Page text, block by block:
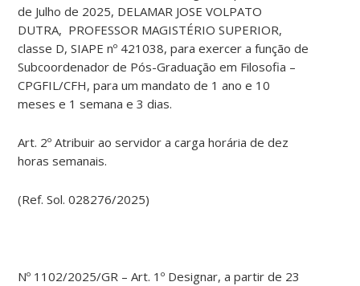
de Julho de 2025, DELAMAR JOSE VOLPATO
DUTRA, PROFESSOR MAGISTÉRIO SUPERIOR,
classe D, SIAPE nº 421038, para exercer a função de
Subcoordenador de Pós-Graduação em Filosofia –
CPGFIL/CFH, para um mandato de 1 ano e 10
meses e 1 semana e 3 dias.
Art. 2º Atribuir ao servidor a carga horária de dez
horas semanais.
(Ref. Sol. 028276/2025)
Nº 1102/2025/GR – Art. 1º Designar, a partir de 23